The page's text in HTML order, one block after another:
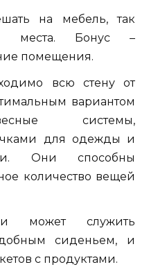
на мебель, так
места. Бонус –
помещения.
всю стену от
вариантом
системы,
для одежды и
Они способны
количество вещей
может служить
сиденьем, и
с продуктами.